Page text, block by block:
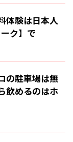
体験は日本人
ク】で
の駐車場は無
飲めるのはホ